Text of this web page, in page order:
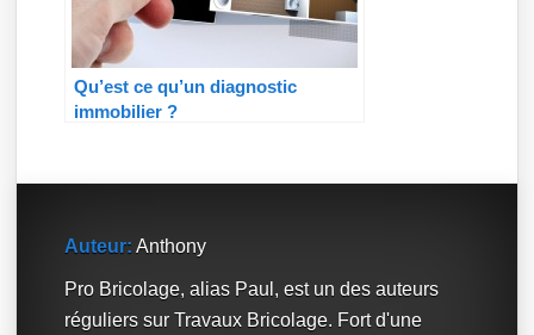
Qu’est ce qu’un diagnostic
immobilier ?
Auteur: Anthony
Pro Bricolage, alias Paul, est un des auteurs
réguliers sur Travaux Bricolage. Fort d'une